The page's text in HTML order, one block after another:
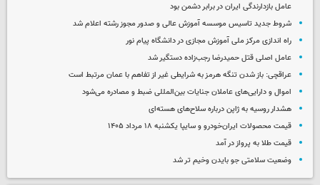
عامل بازدارندگی ایران در برابر دشمن بود
شروط جدید تاسیس موسسه آموزش عالی و صدور مجوز رشته اعلام شد
راه اندازی مرکز ملی آموزش مجازی در دانشگاه پیام نور
عامل اصلی قتل حمیدرضا رجب‌زاده دستگیر شد
عراقچی: باز شدن تنگه هرمز به شرایطی غیر از تفاهم با عمان مرتبط است
اموال و دارایی‌های عاملان جنایات بین‌المللی ضبط و مصادره می‌شود
هشدار روسیه به ژاپن درباره سلاح‌های هسته‌ای
قیمت محصولات ایران‌خودرو و سایپا یکشنبه ۱۸ مرداد ۱۴۰۵
قیمت طلا به پرواز در آمد
وضعیت سلامتی جو بایدن وخیم تر شد